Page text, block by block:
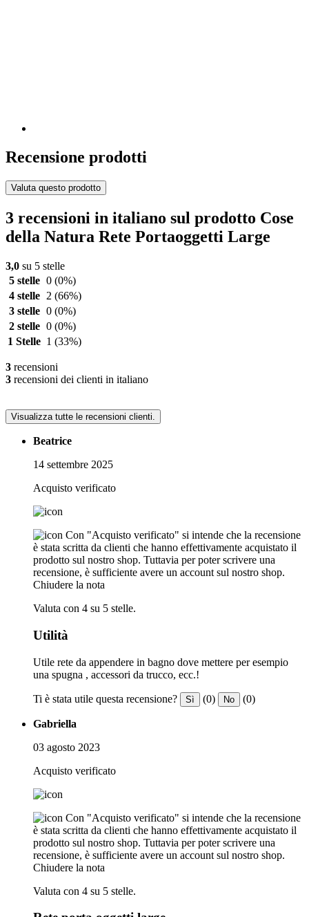
Recensione prodotti
Valuta questo prodotto
3 recensioni in italiano sul prodotto Cose
della Natura Rete Portaoggetti Large
3,0 su 5 stelle
5 stelle 0 (0%)
4 stelle
2 (66%)
3 stelle 0 (0%)
2 stelle 0 (0%)
1 Stelle 1 (33%)
3 recensioni
3 recensioni dei clienti in italiano
Visualizza tutte le recensioni clienti.
Beatrice
14 settembre 2025
Acquisto verificato
Con "Acquisto verificato" si intende che la recensione
è stata scritta da clienti che hanno effettivamente acquistato il
prodotto sul nostro shop. Tuttavia per poter scrivere una
recensione, è sufficiente avere un account sul nostro shop.
Chiudere la nota
Valuta con 4 su 5 stelle.
Utilità
Utile rete da appendere in bagno dove mettere per esempio
una spugna , accessori da trucco, ecc.!
Ti è stata utile questa recensione? Sì (0) No (0)
Gabriella
03 agosto 2023
Acquisto verificato
Con "Acquisto verificato" si intende che la recensione
è stata scritta da clienti che hanno effettivamente acquistato il
prodotto sul nostro shop. Tuttavia per poter scrivere una
recensione, è sufficiente avere un account sul nostro shop.
Chiudere la nota
Valuta con 4 su 5 stelle.